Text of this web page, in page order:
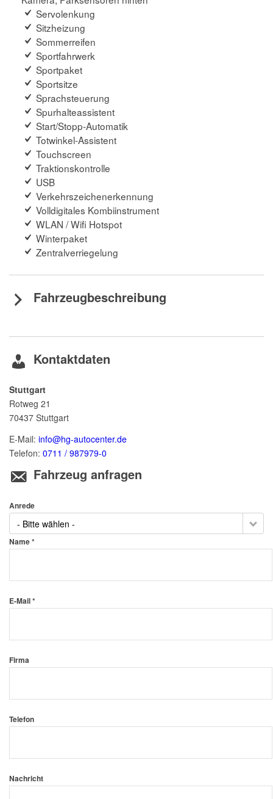
Servolenkung
Sitzheizung
Sommerreifen
Sportfahrwerk
Sportpaket
Sportsitze
Sprachsteuerung
Spurhalteassistent
Start/Stopp-Automatik
Totwinkel-Assistent
Touchscreen
Traktionskontrolle
USB
Verkehrszeichenerkennung
Volldigitales Kombiinstrument
WLAN / Wifi Hotspot
Winterpaket
Zentralverriegelung
Fahrzeugbeschreibung
Kontaktdaten
Stuttgart
Rotweg 21
70437 Stuttgart
E-Mail: info@hg-autocenter.de
Telefon: 0711 / 987979-0
Fahrzeug anfragen
Anrede
- Bitte wählen -
Name *
E-Mail *
Firma
Telefon
Nachricht